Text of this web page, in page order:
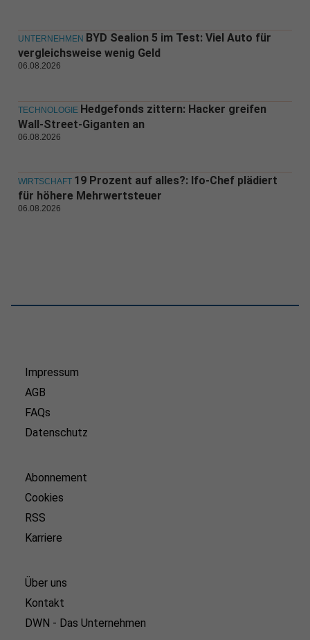
UNTERNEHMEN BYD Sealion 5 im Test: Viel Auto für
vergleichsweise wenig Geld
06.08.2026
TECHNOLOGIE Hedgefonds zittern: Hacker greifen
Wall-Street-Giganten an
06.08.2026
WIRTSCHAFT 19 Prozent auf alles?: Ifo-Chef plädiert
für höhere Mehrwertsteuer
06.08.2026
Impressum
AGB
FAQs
Datenschutz
Abonnement
Cookies
RSS
Karriere
Über uns
Kontakt
DWN - Das Unternehmen